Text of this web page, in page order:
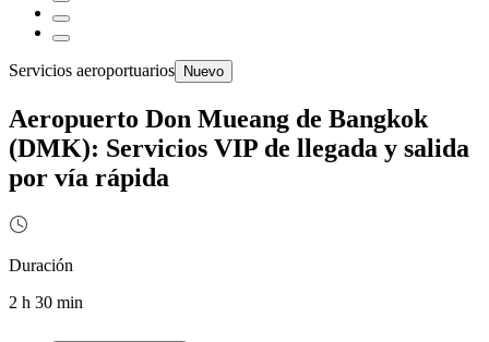
Servicios aeroportuarios Nuevo
Aeropuerto Don Mueang de Bangkok
(DMK): Servicios VIP de llegada y salida
por vía rápida
Duración
2 h 30 min